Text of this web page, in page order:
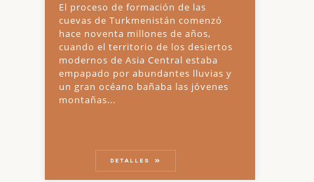
El proceso de formación de las
cuevas de Turkmenistán comenzó
hace noventa millones de años,
cuando el territorio de los desiertos
modernos de Asia Central estaba
empapado por abundantes lluvias y
un gran océano bañaba las jóvenes
montañas...
DETALLES